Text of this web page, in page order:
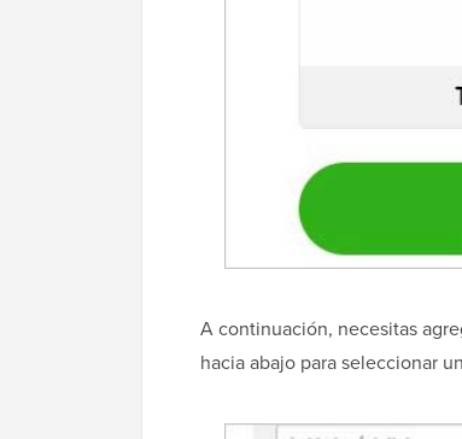
A continuación, necesitas
hacia abajo para seleccionar